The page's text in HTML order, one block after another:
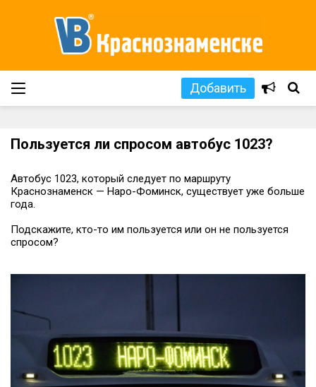
Добавить
Пользуется ли спросом автобус 1023?
Автобус 1023, который следует по маршруту
Краснознаменск — Наро-Фоминск, существует уже больше
года.
Подскажите, кто-то им пользуется или он не пользуется
спросом?